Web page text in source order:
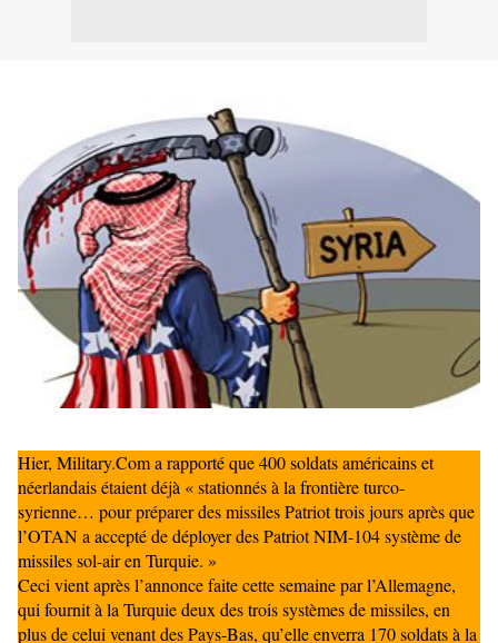
Hier, Military.Com a rapporté que 400 soldats américains et
néerlandais étaient déjà « stationnés à la frontière turco-
syrienne… pour préparer des missiles Patriot trois jours après que
l’OTAN a accepté de déployer des Patriot NIM-104 système de
missiles sol-air en Turquie. »
Ceci vient après l’annonce faite cette semaine par l’Allemagne,
qui fournit à la Turquie deux des trois systèmes de missiles, en
plus de celui venant des Pays-Bas, qu’elle enverra 170 soldats à la